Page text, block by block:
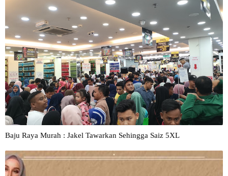
Baju Raya Murah : Jakel Tawarkan Sehingga Saiz 5XL